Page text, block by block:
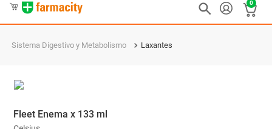
0
Sistema Digestivo y Metabolismo Laxantes
Fleet Enema x 133 ml